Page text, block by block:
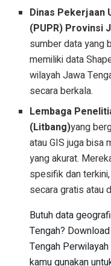
Dinas Pekerjaan
(PUPR) Provinsi
sumber data yang
memiliki data
wilayah Jawa
secara berkala.
Lembaga
(Litbang)yang
atau GIS juga bisa
yang akurat.
spesifik dan
secara gratis atau
Butuh data
Tengah?
Tengah
kamu gunakan